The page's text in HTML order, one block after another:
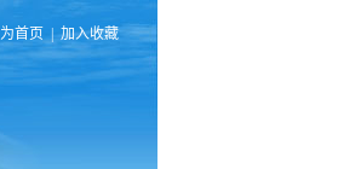
首页 加入收藏